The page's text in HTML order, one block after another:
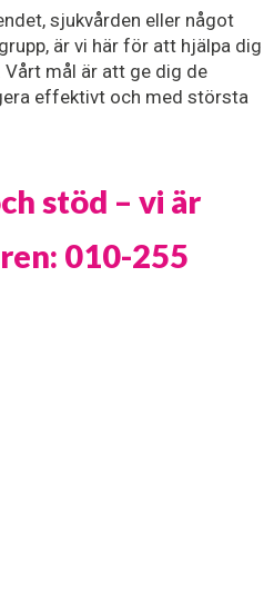
sjukvården eller något
är vi här för att hjälpa dig
mål är att ge dig de
effektivt och med största
stöd – vi är
010-255